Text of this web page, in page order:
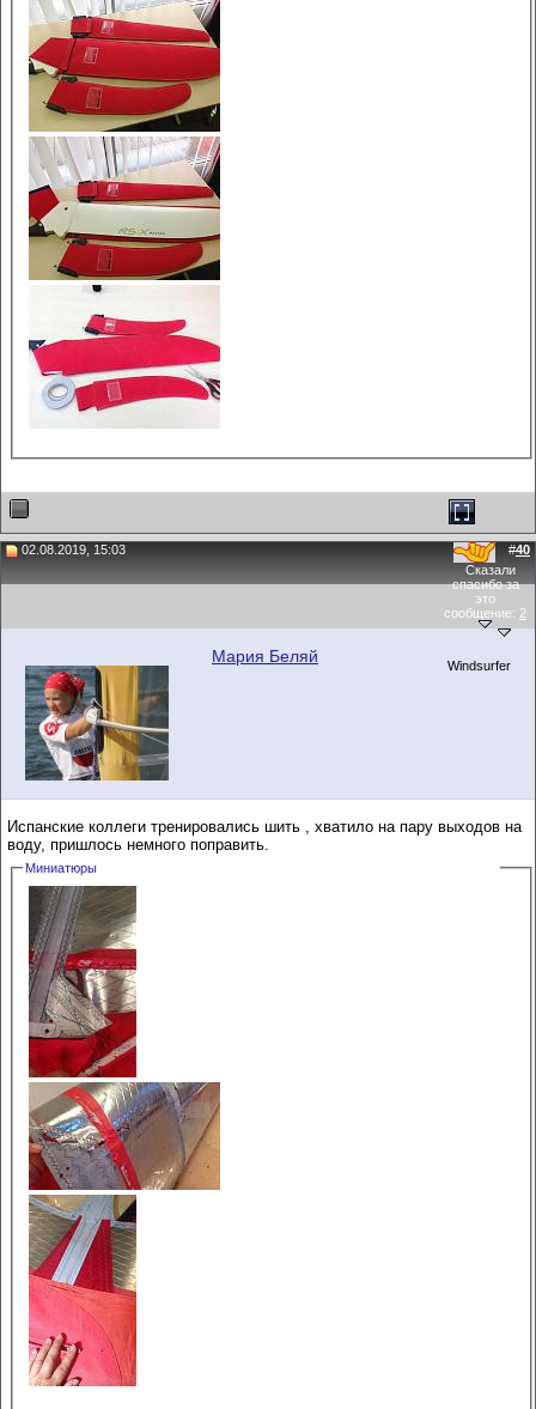
02.08.2019, 15:03 #40
Сказали
спасибо за
это
сообщение: 2
Мария Беляй Windsurfer
Испанские коллеги тренировались шить , хватило на пару выходов на
воду, пришлось немного поправить.
Миниатюры